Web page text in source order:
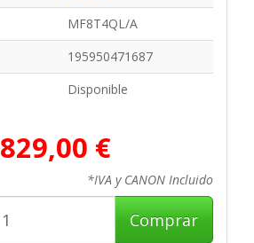
MF8T4QL/A
195950471687
Disponible
829,00 €
*IVA y CANON Incluido
Comprar